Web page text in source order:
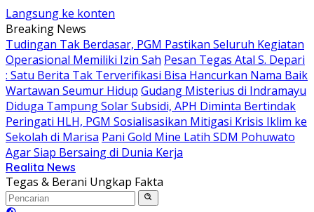
Langsung ke konten
Breaking News
Tudingan Tak Berdasar, PGM Pastikan Seluruh Kegiatan
Operasional Memiliki Izin Sah Pesan Tegas Atal S. Depari
: Satu Berita Tak Terverifikasi Bisa Hancurkan Nama Baik
Wartawan Seumur Hidup Gudang Misterius di Indramayu
Diduga Tampung Solar Subsidi, APH Diminta Bertindak
Peringati HLH, PGM Sosialisasikan Mitigasi Krisis Iklim ke
Sekolah di Marisa Pani Gold Mine Latih SDM Pohuwato
Agar Siap Bersaing di Dunia Kerja
Realita News
Tegas & Berani Ungkap Fakta